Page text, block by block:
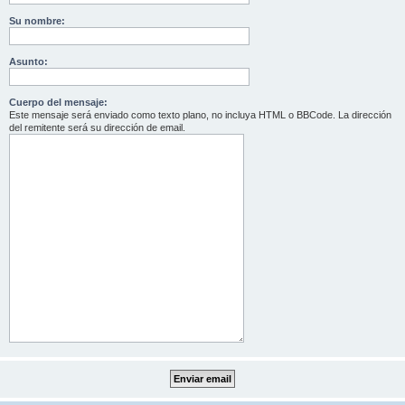
Su nombre:
Asunto:
Cuerpo del mensaje:
Este mensaje será enviado como texto plano, no incluya HTML o BBCode. La dirección
del remitente será su dirección de email.